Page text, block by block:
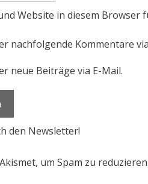
Website in diesem
nachfolgende Kommentare
neue Beiträge via E-Mail.
den Newsletter!
um Spam zu reduzieren.